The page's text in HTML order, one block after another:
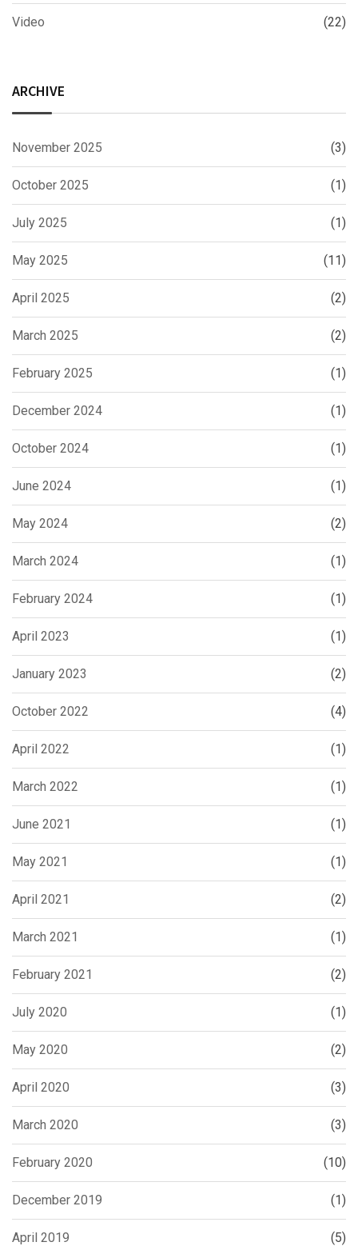
Video (22)
ARCHIVE
November 2025 (3)
October 2025 (1)
July 2025 (1)
May 2025 (11)
April 2025 (2)
March 2025 (2)
February 2025 (1)
December 2024 (1)
October 2024 (1)
June 2024 (1)
May 2024 (2)
March 2024 (1)
February 2024 (1)
April 2023 (1)
January 2023 (2)
October 2022 (4)
April 2022 (1)
March 2022 (1)
June 2021 (1)
May 2021 (1)
April 2021 (2)
March 2021 (1)
February 2021 (2)
July 2020 (1)
May 2020 (2)
April 2020 (3)
March 2020 (3)
February 2020 (10)
December 2019 (1)
April 2019 (5)